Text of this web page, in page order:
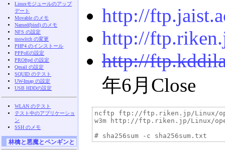
http://
http://
http://
年6月Close
ncftp ftp://ftp.riken.jp/Linux/
w3m http://ftp.riken.jp/Linux/
Linuxモジュールのアップ
デート
Movable のメモ
Named(bind) のメモ
NFS の設定
nsswitch の変更
PHP4 のインストール
PPPoEの設定
PROftpd の設定
Qmail の設定
SQUID のテスト
UW-Imap の設定
USB HDDの設定
WLAN のテスト
テスト中のアプリケーショ
ン
SSH のメモ
林檎と悪魔とペンギンと